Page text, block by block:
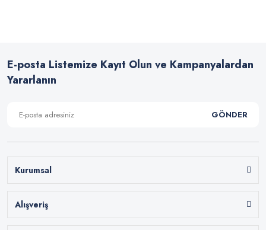
E-posta Listemize Kayıt Olun ve Kampanyalardan
Yararlanın
GÖNDER
Kurumsal
Alışveriş